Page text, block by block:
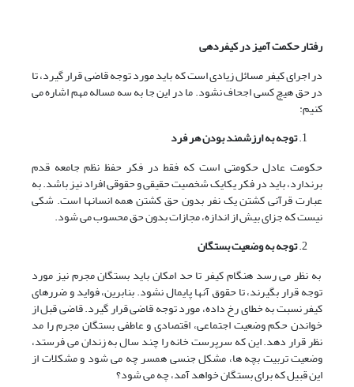
رفتار حکمت آمیز در کیفردهی
در اجرای کیفر مسائل زیادی است که باید مورد توجه قاضی قرار گیرد، تا
در حق هیچ کسی اجحاف نشود. ما در این جا به سه مساله مهم اشاره می
کنیم:
توجه به ارزشمند بودن هر فرد
حکومت عادل حکومتی است که فقط در فکر حفظ نظم جامعه قدم
برندارد، باید در فکر یکایک شخصیت حقیقی و حقوقی افراد نیز باشد. به
عبارت قرآنی کشتن یک نفر بدون حق کشتن همه انسانها است. شکی
نیست که جزای بیش از اندازه، مجازات بدون حق محسوب می شود.
توجه به وضعیت بستگان
به نظر می رسد هنگام کیفر تا حد امکان باید بستگان مجرم نیز مورد
توجه قرار بگیرند، تا حقوق آنها پایمال نشود. بنابرین، فواید و ضررهای
کیفر نسبت به خطای رخ داده، مورد توجه قاضی قرار گیرد. قاضی قبل از
خواندن حکم وضعیت اجتماعی، اقتصادی و عاطفی بستگان مجرم را مد
نظر قرار دهد. این که سرپرست خانه را چند سال به زندان می فرستد،
وضعیت تربیت بچه ها، مشکل جنسی همسر چه می شود و مشکلات از
این قبیل که برای بستگان خواهد آمد، چه می شود؟